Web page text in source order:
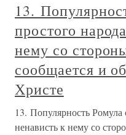
13.
простого
нему со
сообщается и
Христе
13. Популярность Ромула
ненависть к нему со